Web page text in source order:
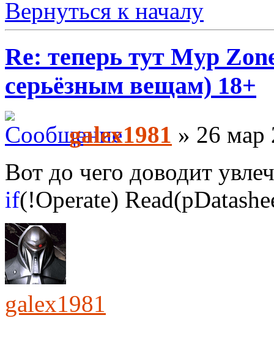
Вернуться к началу
Re: теперь тут Myp
серьёзным вещам) 18+
galex1981 » 26 мар
Вот до чего доводит
if(!Operate)
galex1981